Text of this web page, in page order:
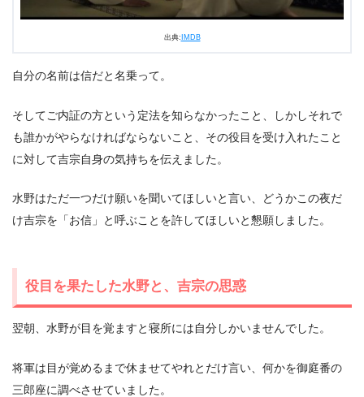
出典: IMDB
自分の名前は信だと名乗って。
そしてご内証の方という定法を知らなかったこと、しかしそれで
も誰かがやらなければならないこと、その役目を受け入れたこと
に対して吉宗自身の気持ちを伝えました。
水野はただ一つだけ願いを聞いてほしいと言い、どうかこの夜だ
け吉宗を「お信」と呼ぶことを許してほしいと懇願しました。
役目を果たした水野と、吉宗の思惑
翌朝、水野が目を覚ますと寝所には自分しかいませんでした。
将軍は目が覚めるまで休ませてやれとだけ言い、何かを御庭番の
三郎座に調べさせていました。